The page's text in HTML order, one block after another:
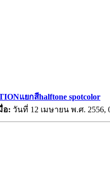
แยกสีhalftone spotcolor
อ: วันที่ 12 เมษายน พ.ศ. 2556,